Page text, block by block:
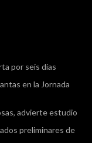
por seis días
en la Jornada
advierte estudio
preliminares de